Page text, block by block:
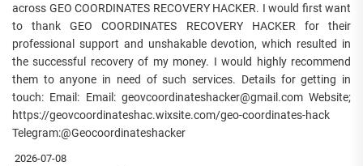
across GEO COORDINATES RECOVERY HACKER. I would first want
to thank GEO COORDINATES RECOVERY HACKER for their
professional support and unshakable devotion, which resulted in
the successful recovery of my money. I would highly recommend
them to anyone in need of such services. Details for getting in
touch: Email: Email: geovcoordinateshacker@gmail.com Website;
https://geovcoordinateshac.wixsite.com/geo-coordinates-hack
Telegram:@Geocoordinateshacker
2026-07-08